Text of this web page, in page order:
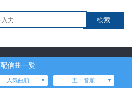
配信曲一覧
人気曲順 五十音順